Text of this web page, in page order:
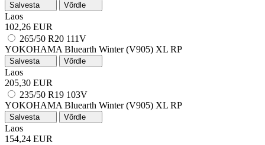
Salvesta Võrdle
Laos
102,26 EUR
265/50 R20 111V
YOKOHAMA Bluearth Winter (V905) XL RP
Salvesta Võrdle
Laos
205,30 EUR
235/50 R19 103V
YOKOHAMA Bluearth Winter (V905) XL RP
Salvesta Võrdle
Laos
154,24 EUR